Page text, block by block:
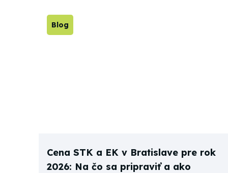
Blog
Cena STK a EK v Bratislave pre rok
2026: Na čo sa pripraviť a ako